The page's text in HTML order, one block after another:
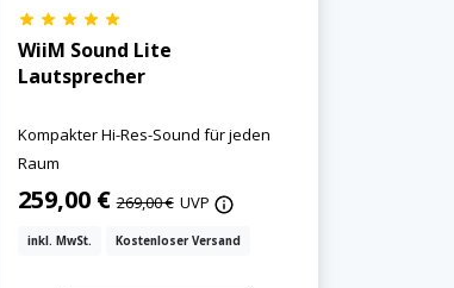
WiiM Sound Lite
Lautsprecher
Kompakter Hi-Res-Sound für jeden
Raum
259,00 €269,00 € UVP
inkl. MwSt. Kostenloser Versand